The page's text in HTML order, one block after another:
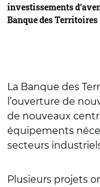
investissements
Banque des Territoires
La Banque des
l’ouverture de
de nouveaux
équipements
secteurs
Plusieurs projets